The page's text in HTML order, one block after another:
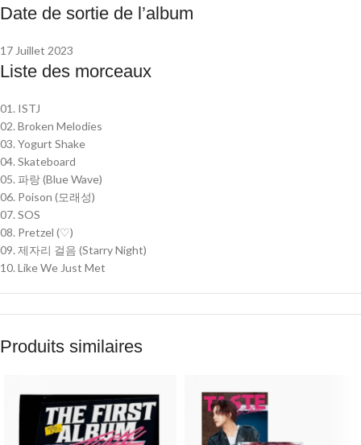
Date de sortie de l’album
17 Juillet 2023
Liste des morceaux
01. ISTJ
02. Broken Melodies
03. Yogurt Shake
04. Skateboard
05. 파랑 (Blue Wave)
06. Poison (모래성)
07. SOS
08. Pretzel (♡)
09. 제자리 걸음 (Starry Night)
10. Like We Just Met
Produits similaires